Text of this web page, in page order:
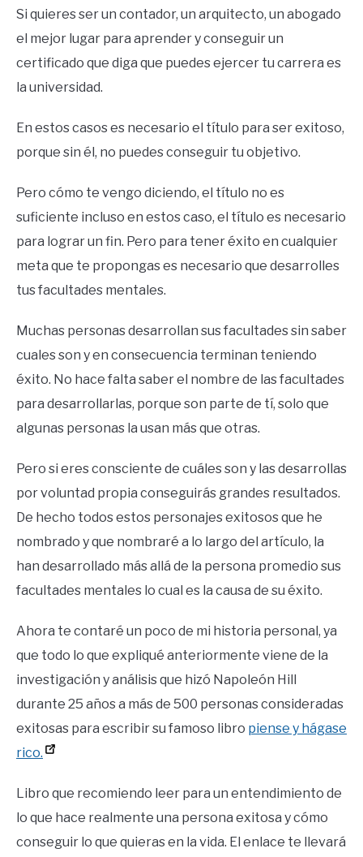
Si quieres ser un contador, un arquitecto, un abogado
el mejor lugar para aprender y conseguir un
certificado que diga que puedes ejercer tu carrera es
la universidad.
En estos casos es necesario el título para ser exitoso,
porque sin él, no puedes conseguir tu objetivo.
Pero cómo te vengo diciendo, el título no es
suficiente incluso en estos caso, el título es necesario
para lograr un fin. Pero para tener éxito en cualquier
meta que te propongas es necesario que desarrolles
tus facultades mentales.
Muchas personas desarrollan sus facultades sin saber
cuales son y en consecuencia terminan teniendo
éxito. No hace falta saber el nombre de las facultades
para desarrollarlas, porque son parte de tí, solo que
algunas personas la usan más que otras.
Pero si eres consciente de cuáles son y las desarrollas
por voluntad propia conseguirás grandes resultados.
De hecho todos estos personajes exitosos que he
nombrado y que nombraré a lo largo del artículo, la
han desarrollado más allá de la persona promedio sus
facultades mentales lo cual es la causa de su éxito.
Ahora te contaré un poco de mi historia personal, ya
que todo lo que expliqué anteriormente viene de la
investigación y análisis que hizó Napoleón Hill
durante 25 años a más de 500 personas consideradas
exitosas para escribir su famoso libro piense y hágase
rico.
Libro que recomiendo leer para un entendimiento de
lo que hace realmente una persona exitosa y cómo
conseguir lo que quieras en la vida. El enlace te llevará